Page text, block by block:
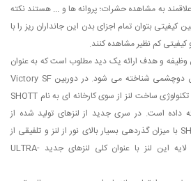
به مشاهده حشرات؛ پروانه ها و ... هستند نکته
کیفیتی بتوان تمام اجزای بدن این جانداران ریز را با
و هدف ارائه یک دید مطلوب است که به عنوان
اصلی ترین وظیفه در یک دوربین دوچشمی شناخته می شود. در دوربین Victory SF
Black با بهره گیری از جدید ترین تکنولوژی ساخت لنز از سوی کارخانه ای به نام SHOTT
داده است. در سری جدید از لنزهای تولید شده از
تکنولوژی جدید تلفیقی SHOTT HT با میزان گذردهی بسیار بالای نور از لنز و تلفیقی از
این لنز با عنوان کلی لنزهای جدید ULTRA-